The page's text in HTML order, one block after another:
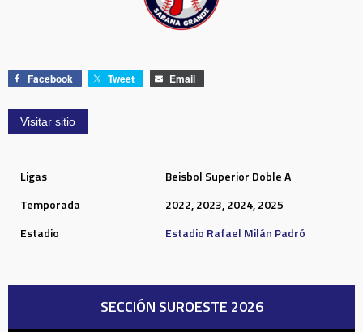
Facebook Tweet Email
Ligas
Beisbol Superior Doble A
Temporada
2022, 2023, 2024, 2025
Estadio
Estadio Rafael Milán Padró
SECCIÓN SUROESTE 2026